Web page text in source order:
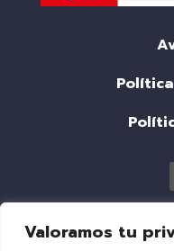
Valoramos tu